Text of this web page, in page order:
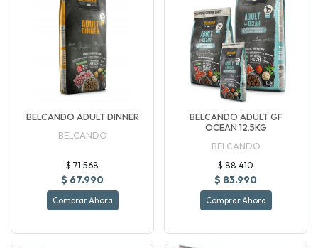
BELCANDO ADULT DINNER
BELCANDO
$ 71.568
$ 67.990
Comprar Ahora
BELCANDO ADULT GF
OCEAN 12.5KG
BELCANDO
$ 88.410
$ 83.990
Comprar Ahora